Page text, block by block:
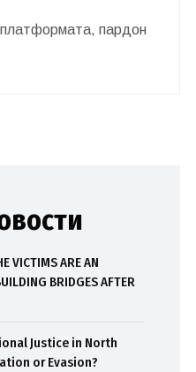
платформата, пардон
VICTIMS ARE AN
BRIDGES AFTER
Justice in North
or Evasion?